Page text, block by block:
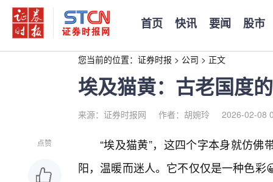
首页 快讯 要闻 股市
您当前的位置： 证券时报 > 公司 > 正文
埃及猫黄：古老国度
来源：证券时报网 作者：胡婉玲 2026-02-08
点赞
“埃及猫黄”，这四个字本身就仿
阳，温暖而迷人。它不仅仅是一种色